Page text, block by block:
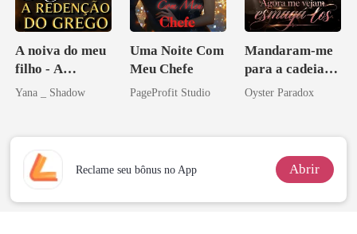
A noiva do meu
filho - A
Redenção do
Yana _ Shadow
Uma Noite Com
Meu Chefe
PageProfit Studio
Mandaram-me
para a cadeia?
Agora me
Oyster Paradox
Reclame seu bônus no App Abrir